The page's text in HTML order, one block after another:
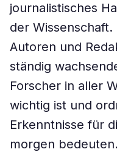
journalistisches
der
Autoren und
ständig
Forscher in aller
wichtig ist und
Erkenntnisse für
morgen bedeuten.